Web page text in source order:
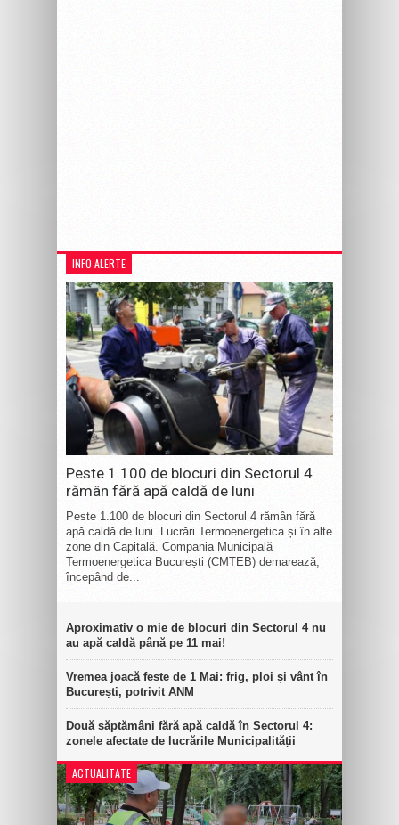
INFO ALERTE
Peste 1.100 de blocuri din Sectorul 4
rămân fără apă caldă de luni
Peste 1.100 de blocuri din Sectorul 4 rămân fără
apă caldă de luni. Lucrări Termoenergetica și în alte
zone din Capitală. Compania Municipală
Termoenergetica București (CMTEB) demarează,
începând de...
Aproximativ o mie de blocuri din Sectorul 4 nu
au apă caldă până pe 11 mai!
Vremea joacă feste de 1 Mai: frig, ploi și vânt în
București, potrivit ANM
Două săptămâni fără apă caldă în Sectorul 4:
zonele afectate de lucrările Municipalității
ACTUALITATE